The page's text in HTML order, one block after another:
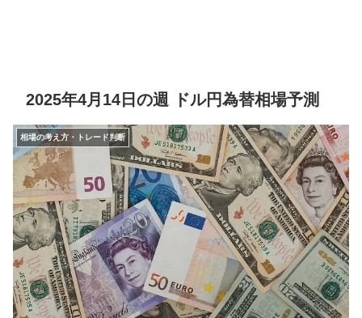
2025年4月14日の週 ドル円為替相場予測
相場の考え方・トレード判断